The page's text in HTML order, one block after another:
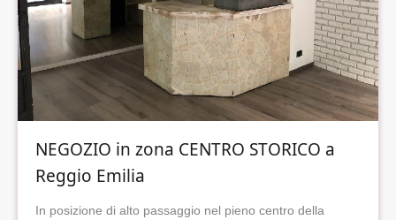
NEGOZIO in zona CENTRO STORICO a
Reggio Emilia
In posizione di alto passaggio nel pieno centro della